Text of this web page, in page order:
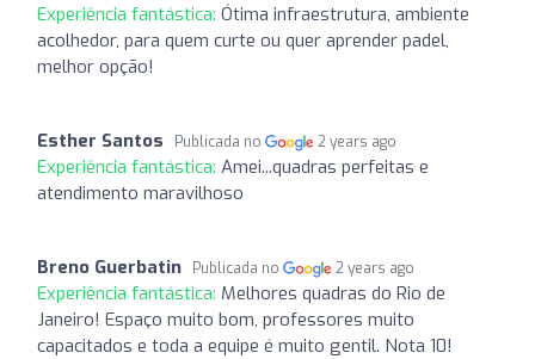
Experiência fantástica: Ótima infraestrutura, ambiente
acolhedor, para quem curte ou quer aprender padel,
melhor opção!
Esther Santos Publicada no 2 years ago
Experiência fantástica: Amei...quadras perfeitas e
atendimento maravilhoso
Breno Guerbatin Publicada no 2 years ago
Experiência fantástica: Melhores quadras do Rio de
Janeiro! Espaço muito bom, professores muito
capacitados e toda a equipe é muito gentil. Nota 10!